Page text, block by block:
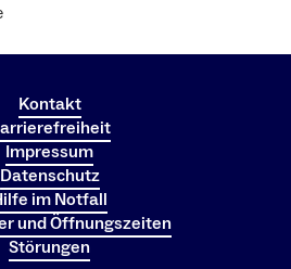
Kontakt
Impressum
Datenschutz
im Notfall
und Öffnungszeiten
Störungen